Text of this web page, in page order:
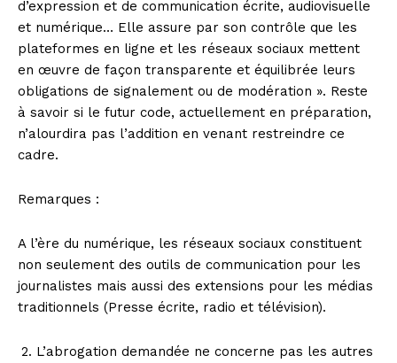
d’expression et de communication écrite, audiovisuelle
et numérique… Elle assure par son contrôle que les
plateformes en ligne et les réseaux sociaux mettent
en œuvre de façon transparente et équilibrée leurs
obligations de signalement ou de modération ». Reste
à savoir si le futur code, actuellement en préparation,
n’alourdira pas l’addition en venant restreindre ce
cadre.
Remarques :
A l’ère du numérique, les réseaux sociaux constituent
non seulement des outils de communication pour les
journalistes mais aussi des extensions pour les médias
traditionnels (Presse écrite, radio et télévision).
L’abrogation demandée ne concerne pas les autres